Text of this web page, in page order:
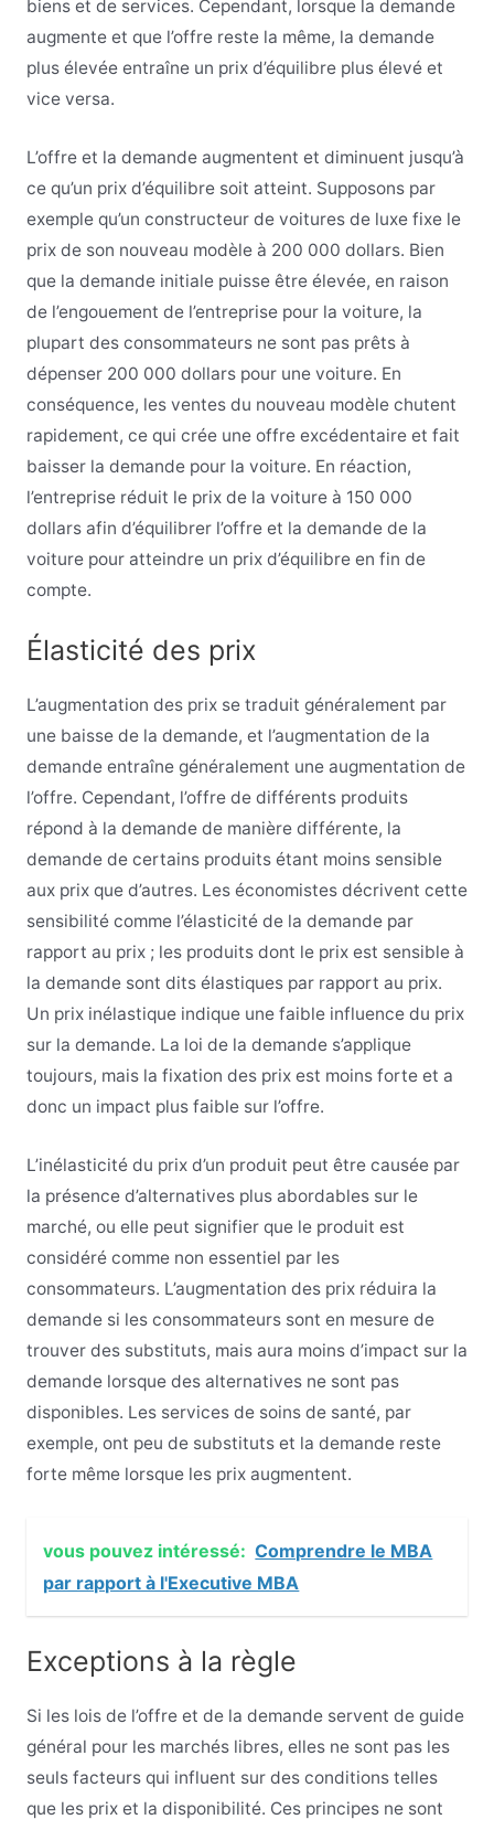
biens et de services. Cependant, lorsque la demande
augmente et que l’offre reste la même, la demande
plus élevée entraîne un prix d’équilibre plus élevé et
vice versa.
L’offre et la demande augmentent et diminuent jusqu’à
ce qu’un prix d’équilibre soit atteint. Supposons par
exemple qu’un constructeur de voitures de luxe fixe le
prix de son nouveau modèle à 200 000 dollars. Bien
que la demande initiale puisse être élevée, en raison
de l’engouement de l’entreprise pour la voiture, la
plupart des consommateurs ne sont pas prêts à
dépenser 200 000 dollars pour une voiture. En
conséquence, les ventes du nouveau modèle chutent
rapidement, ce qui crée une offre excédentaire et fait
baisser la demande pour la voiture. En réaction,
l’entreprise réduit le prix de la voiture à 150 000
dollars afin d’équilibrer l’offre et la demande de la
voiture pour atteindre un prix d’équilibre en fin de
compte.
Élasticité des prix
L’augmentation des prix se traduit généralement par
une baisse de la demande, et l’augmentation de la
demande entraîne généralement une augmentation de
l’offre. Cependant, l’offre de différents produits
répond à la demande de manière différente, la
demande de certains produits étant moins sensible
aux prix que d’autres. Les économistes décrivent cette
sensibilité comme l’élasticité de la demande par
rapport au prix ; les produits dont le prix est sensible à
la demande sont dits élastiques par rapport au prix.
Un prix inélastique indique une faible influence du prix
sur la demande. La loi de la demande s’applique
toujours, mais la fixation des prix est moins forte et a
donc un impact plus faible sur l’offre.
L’inélasticité du prix d’un produit peut être causée par
la présence d’alternatives plus abordables sur le
marché, ou elle peut signifier que le produit est
considéré comme non essentiel par les
consommateurs. L’augmentation des prix réduira la
demande si les consommateurs sont en mesure de
trouver des substituts, mais aura moins d’impact sur la
demande lorsque des alternatives ne sont pas
disponibles. Les services de soins de santé, par
exemple, ont peu de substituts et la demande reste
forte même lorsque les prix augmentent.
vous pouvez intéressé: Comprendre le MBA
par rapport à l'Executive MBA
Exceptions à la règle
Si les lois de l’offre et de la demande servent de guide
général pour les marchés libres, elles ne sont pas les
seuls facteurs qui influent sur des conditions telles
que les prix et la disponibilité. Ces principes ne sont